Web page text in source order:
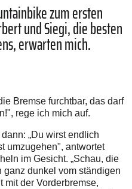
zum ersten
und Siegi, die besten
erwarten mich.
Bremse furchtbar, das darf
rege ich mich auf.
„Du wirst endlich
umzugehen", antwortet
im Gesicht. „Schau, die
ganz dunkel vom ständigen
mit der Vorderbremse,